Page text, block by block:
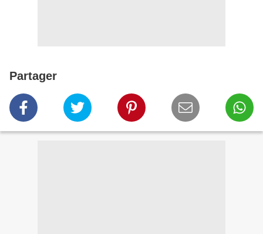
Partager